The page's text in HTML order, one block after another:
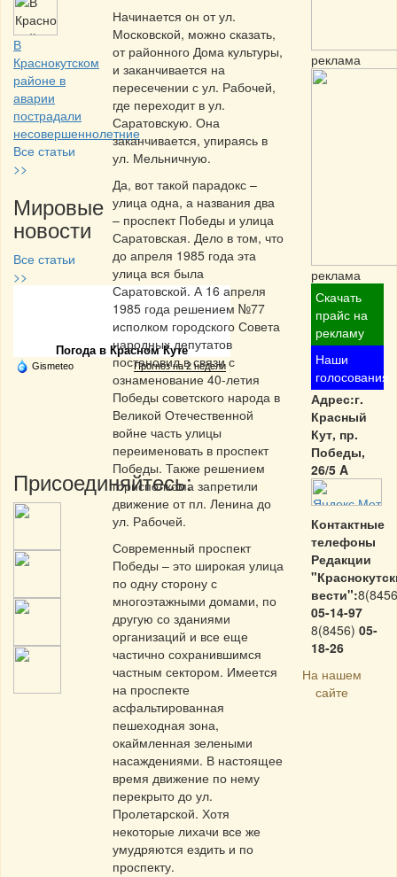
В
Краснокутском
районе в
аварии
пострадали
несовершеннолетние
Все статьи
>>
Мировые
новости
Все статьи
>>
Частная реклама
Погода в Красном Куте
Gismeteo Прогноз на 2 недели
Присоединяйтесь:
Начинается он от ул.
Московской, можно сказать,
от районного Дома культуры,
и заканчивается на
пересечении с ул. Рабочей,
где переходит в ул.
Саратовскую. Она
заканчивается, упираясь в
ул. Мельничную.
Да, вот такой парадокс –
улица одна, а названия два
– проспект Победы и улица
Саратовская. Дело в том, что
до апреля 1985 года эта
улица вся была
Саратовской. А 16 апреля
1985 года решением №77
исполком городского Совета
народных депутатов
постановил в связи с
ознаменование 40-летия
Победы советского народа в
Великой Отечественной
войне часть улицы
переименовать в проспект
Победы. Также решением
горисполкома запретили
движение от пл. Ленина до
ул. Рабочей.
Современный проспект
Победы – это широкая улица
по одну сторону с
многоэтажными домами, по
другую со зданиями
организаций и все еще
частично сохранившимся
частным сектором. Имеется
на проспекте
асфальтированная
пешеходная зона,
окаймленная зелеными
насаждениями. В настоящее
время движение по нему
перекрыто до ул.
Пролетарской. Хотя
некоторые лихачи все же
умудряются ездить и по
проспекту.
реклама
реклама
Скачать
прайс на
рекламу
Наши
голосования
Адрес:г.
Красный
Кут, пр.
Победы,
26/5 A
Контактные
телефоны
Редакции
вести":
05-14-97
8(8456) 05-
18-26
На нашем
сайте